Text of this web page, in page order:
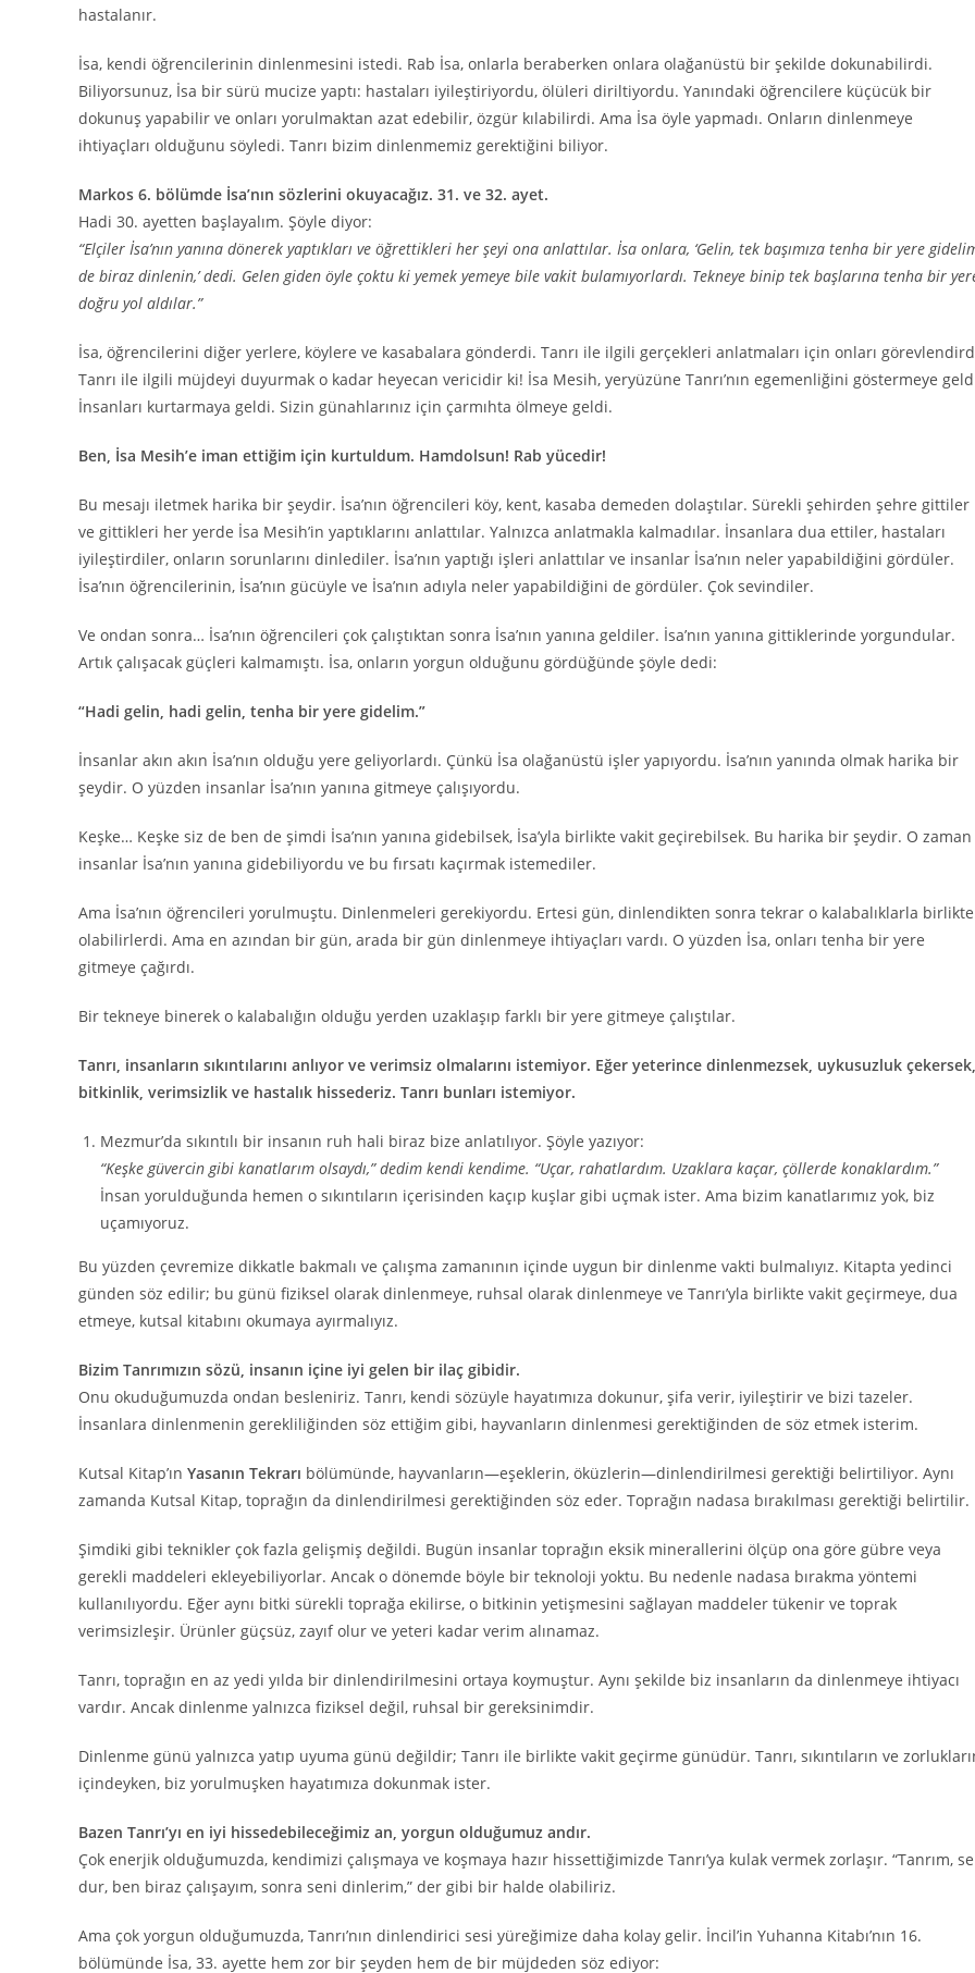
hastalanır.
İsa, kendi öğrencilerinin dinlenmesini istedi. Rab İsa, onlarla beraberken onlara olağanüstü bir şekilde dokunabilirdi.
Biliyorsunuz, İsa bir sürü mucize yaptı: hastaları iyileştiriyordu, ölüleri diriltiyordu. Yanındaki öğrencilere küçücük bir
dokunuş yapabilir ve onları yorulmaktan azat edebilir, özgür kılabilirdi. Ama İsa öyle yapmadı. Onların dinlenmeye
ihtiyaçları olduğunu söyledi. Tanrı bizim dinlenmemiz gerektiğini biliyor.
Markos 6. bölümde İsa’nın sözlerini okuyacağız. 31. ve 32. ayet.
Hadi 30. ayetten başlayalım. Şöyle diyor:
“Elçiler İsa’nın yanına dönerek yaptıkları ve öğrettikleri her şeyi ona anlattılar. İsa onlara, ‘Gelin, tek başımıza tenha bir yere
de biraz dinlenin,’ dedi. Gelen giden öyle çoktu ki yemek yemeye bile vakit bulamıyorlardı. Tekneye binip tek başlarına tenha bir
doğru yol aldılar.”
İsa, öğrencilerini diğer yerlere, köylere ve kasabalara gönderdi. Tanrı ile ilgili gerçekleri anlatmaları için onları
Tanrı ile ilgili müjdeyi duyurmak o kadar heyecan vericidir ki! İsa Mesih, yeryüzüne Tanrı’nın egemenliğini göstermeye
İnsanları kurtarmaya geldi. Sizin günahlarınız için çarmıhta ölmeye geldi.
Ben, İsa Mesih’e iman ettiğim için kurtuldum. Hamdolsun! Rab yücedir!
Bu mesajı iletmek harika bir şeydir. İsa’nın öğrencileri köy, kent, kasaba demeden dolaştılar. Sürekli şehirden şehre gittiler
ve gittikleri her yerde İsa Mesih’in yaptıklarını anlattılar. Yalnızca anlatmakla kalmadılar. İnsanlara dua ettiler, hastaları
iyileştirdiler, onların sorunlarını dinlediler. İsa’nın yaptığı işleri anlattılar ve insanlar İsa’nın neler yapabildiğini gördüler.
İsa’nın öğrencilerinin, İsa’nın gücüyle ve İsa’nın adıyla neler yapabildiğini de gördüler. Çok sevindiler.
Ve ondan sonra… İsa’nın öğrencileri çok çalıştıktan sonra İsa’nın yanına geldiler. İsa’nın yanına gittiklerinde yorgundular.
Artık çalışacak güçleri kalmamıştı. İsa, onların yorgun olduğunu gördüğünde şöyle dedi:
“Hadi gelin, hadi gelin, tenha bir yere gidelim.”
İnsanlar akın akın İsa’nın olduğu yere geliyorlardı. Çünkü İsa olağanüstü işler yapıyordu. İsa’nın yanında olmak harika bir
şeydir. O yüzden insanlar İsa’nın yanına gitmeye çalışıyordu.
Keşke… Keşke siz de ben de şimdi İsa’nın yanına gidebilsek, İsa’yla birlikte vakit geçirebilsek. Bu harika bir şeydir. O zaman
insanlar İsa’nın yanına gidebiliyordu ve bu fırsatı kaçırmak istemediler.
Ama İsa’nın öğrencileri yorulmuştu. Dinlenmeleri gerekiyordu. Ertesi gün, dinlendikten sonra tekrar o kalabalıklarla birlikte
olabilirlerdi. Ama en azından bir gün, arada bir gün dinlenmeye ihtiyaçları vardı. O yüzden İsa, onları tenha bir yere
gitmeye çağırdı.
Bir tekneye binerek o kalabalığın olduğu yerden uzaklaşıp farklı bir yere gitmeye çalıştılar.
Tanrı, insanların sıkıntılarını anlıyor ve verimsiz olmalarını istemiyor. Eğer yeterince dinlenmezsek, uykusuzluk çekersek,
bitkinlik, verimsizlik ve hastalık hissederiz. Tanrı bunları istemiyor.
Mezmur’da sıkıntılı bir insanın ruh hali biraz bize anlatılıyor. Şöyle yazıyor:
“Keşke güvercin gibi kanatlarım olsaydı,” dedim kendi kendime. “Uçar, rahatlardım. Uzaklara kaçar, çöllerde konaklardım.”
İnsan yorulduğunda hemen o sıkıntıların içerisinden kaçıp kuşlar gibi uçmak ister. Ama bizim kanatlarımız yok, biz
uçamıyoruz.
Bu yüzden çevremize dikkatle bakmalı ve çalışma zamanının içinde uygun bir dinlenme vakti bulmalıyız. Kitapta yedinci
günden söz edilir; bu günü fiziksel olarak dinlenmeye, ruhsal olarak dinlenmeye ve Tanrı’yla birlikte vakit geçirmeye, dua
etmeye, kutsal kitabını okumaya ayırmalıyız.
Bizim Tanrımızın sözü, insanın içine iyi gelen bir ilaç gibidir.
Onu okuduğumuzda ondan besleniriz. Tanrı, kendi sözüyle hayatımıza dokunur, şifa verir, iyileştirir ve bizi tazeler.
İnsanlara dinlenmenin gerekliliğinden söz ettiğim gibi, hayvanların dinlenmesi gerektiğinden de söz etmek isterim.
Kutsal Kitap’ın Yasanın Tekrarı bölümünde, hayvanların—eşeklerin, öküzlerin—dinlendirilmesi gerektiği belirtiliyor. Aynı
zamanda Kutsal Kitap, toprağın da dinlendirilmesi gerektiğinden söz eder. Toprağın nadasa bırakılması gerektiği belirtilir.
Şimdiki gibi teknikler çok fazla gelişmiş değildi. Bugün insanlar toprağın eksik minerallerini ölçüp ona göre gübre veya
gerekli maddeleri ekleyebiliyorlar. Ancak o dönemde böyle bir teknoloji yoktu. Bu nedenle nadasa bırakma yöntemi
kullanılıyordu. Eğer aynı bitki sürekli toprağa ekilirse, o bitkinin yetişmesini sağlayan maddeler tükenir ve toprak
verimsizleşir. Ürünler güçsüz, zayıf olur ve yeteri kadar verim alınamaz.
Tanrı, toprağın en az yedi yılda bir dinlendirilmesini ortaya koymuştur. Aynı şekilde biz insanların da dinlenmeye ihtiyacı
vardır. Ancak dinlenme yalnızca fiziksel değil, ruhsal bir gereksinimdir.
Dinlenme günü yalnızca yatıp uyuma günü değildir; Tanrı ile birlikte vakit geçirme günüdür. Tanrı, sıkıntıların ve
içindeyken, biz yorulmuşken hayatımıza dokunmak ister.
Bazen Tanrı’yı en iyi hissedebileceğimiz an, yorgun olduğumuz andır.
Çok enerjik olduğumuzda, kendimizi çalışmaya ve koşmaya hazır hissettiğimizde Tanrı’ya kulak vermek zorlaşır. “Tanrım,
dur, ben biraz çalışayım, sonra seni dinlerim,” der gibi bir halde olabiliriz.
Ama çok yorgun olduğumuzda, Tanrı’nın dinlendirici sesi yüreğimize daha kolay gelir. İncil’in Yuhanna Kitabı’nın 16.
bölümünde İsa, 33. ayette hem zor bir şeyden hem de bir müjdeden söz ediyor: